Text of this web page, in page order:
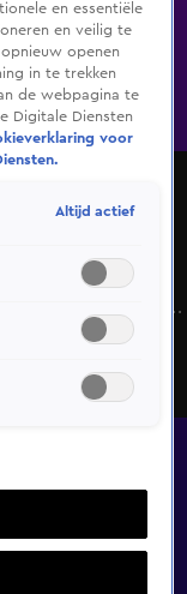
Bondgenoten
organiseren.
te paaien. Dit
geen genoegen
en essentiële
en veilig te
openen
in te trekken
de webpagina te
Digitale Diensten
voor
Altijd actief